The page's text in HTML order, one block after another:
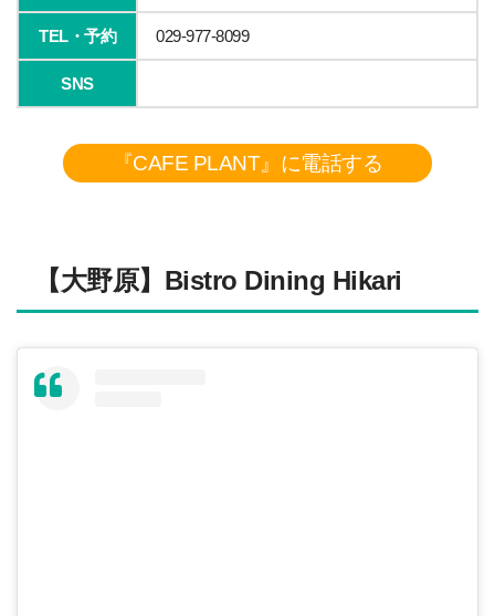
TEL・予約 029-977-8099
SNS
『CAFE PLANT』に電話する
【大野原】Bistro Dining Hikari